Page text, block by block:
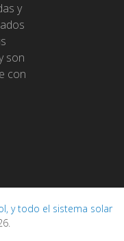
y
son
con
y todo el sistema solar